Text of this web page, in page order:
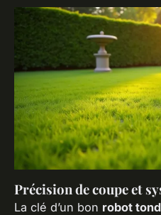
Précision de coupe et
La clé d’un bon robot